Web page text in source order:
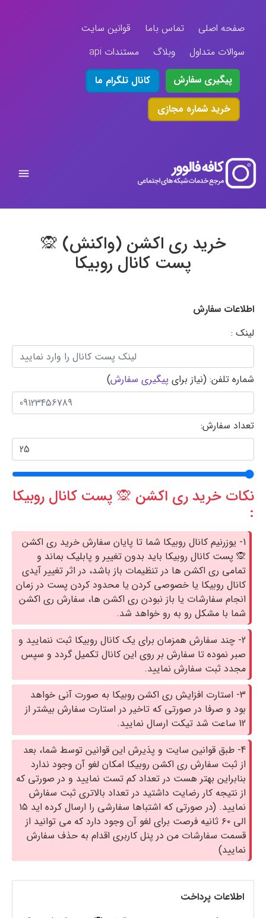
صفحه اصلی تماس باما
قوانین سایت
سوالات متداول
وبلاگ
مستندات api
پیگیری سفارش
کانال تلگرام ما
خرید شماره مجازی
خرید ری اکشن (واکنش) 🙊
پست کانال روبیکا
اطلاعات سفارش
لینک :
شماره تلفن: (نیاز برای پیگیری سفارش)
تعداد سفارش:
نکات خرید ری اکشن 🙊 پست کانال روبیکا
:
1- یوزرنیم کانال روبیکا شما تا پایان سفارش خرید ری اکشن
🙊 پست کانال روبیکا باید بدون تغییر و پابلیک بماند و
تمامی ری اکشن ها در تنظیمات باز باشد، در اثر تغییر آیدی
کانال روبیکا یا خصوصی کردن یا محدود کردن پست در زمان
انجام سفارشات یا باز نبودن ری اکشن ها، سفارش ری اکشن
شما با مشکل رو به رو خواهد شد.
2- چند سفارش همزمان برای یک کانال روبیکا ثبت ننمایید و
صبر نموده تا سفارش بر روی این کانال تکمیل گردد و سپس
مجدد ثبت سفارش نمایید.
3- استارت افزایش ری اکشن روبیکا به صورت آنی خواهد
بود و صرفا در صورتی که تاخیر در استارت سفارش بیشتر از
12 ساعت شد تیکت ارسال نمایید.
4- طبق قوانین سایت و پذیرش این قوانین توسط شما، بعد
از ثبت سفارش ری اکشن روبیکا امکان لغو آن وجود ندارد
بنابراین بهتر هست در تعداد کم تست نمایید و در صورتی که
از نتیجه کار رضایت داشتید در تعداد بالاتری ثبت سفارش
نمایید. (در صورتی که اشتباها سفارشی را ارسال کرده اید ۱۵
الی ۶۰ ثانیه فرصت برای لغو آن وجود دارد که می توانید از
قسمت سفارشات من در پنل کاربری اقدام به حذف سفارش
نمایید)
اطلاعات پرداخت